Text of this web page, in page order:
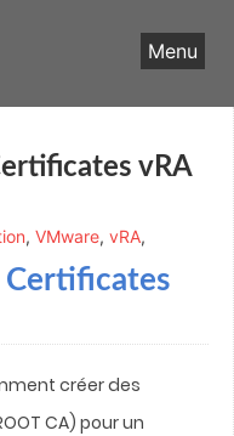
Menu
vRA
, VMware, vRA,
Certificates
créer des
CA) pour un